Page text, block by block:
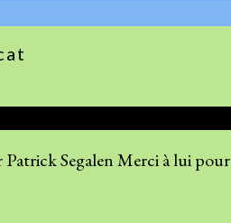
Segalen Merci à lui pour